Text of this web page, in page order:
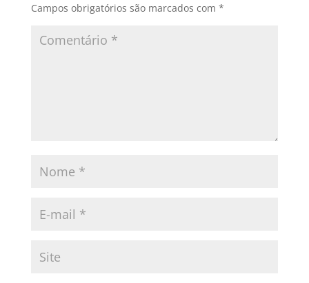
Campos obrigatórios são marcados com *